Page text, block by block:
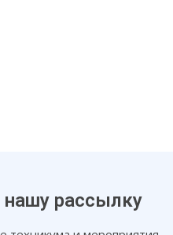
рассылку